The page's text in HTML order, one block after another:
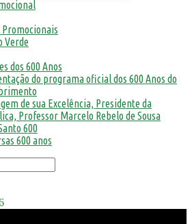
Promocionais
Verde
dos 600 Anos
do programa oficial dos 600 Anos do
de sua Excelência, Presidente da
Professor Marcelo Rebelo de Sousa
600
600 anos